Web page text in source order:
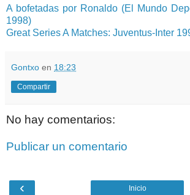
A bofetadas por Ronaldo (El Mundo
1998)
GreatSeries A Matches: Juventus- Inter
Gontxo en 18:23
Compartir
No hay comentarios:
Publicar un comentario
‹ Inicio